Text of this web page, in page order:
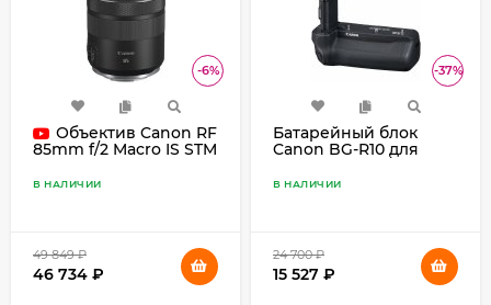
-6%
Объектив Canon RF
85mm f/2 Macro IS STM
В НАЛИЧИИ
49 849
46 734
-37%
₽
Батарейный блок
Canon BG-R10 для
В НАЛИЧИИ
24 700
15 527